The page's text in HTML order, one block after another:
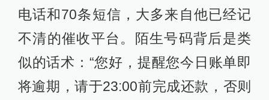
电话和70条短信，大多来自他已经记
不清的催收平台。陌生号码背后是类
似的话术：“您好，提醒您今日账单即
将逾期，请于23:00前完成还款，否则